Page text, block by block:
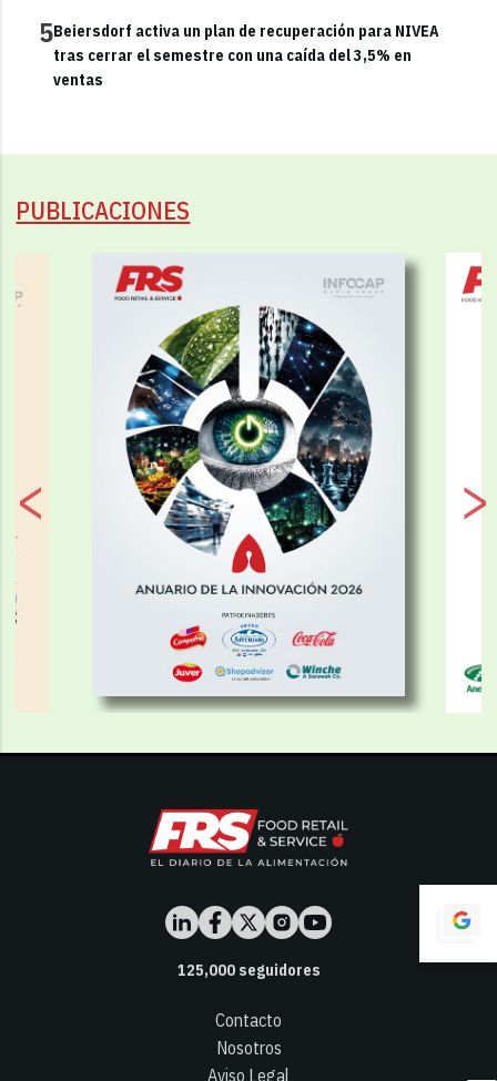
5Beiersdorf activa un plan de recuperación para NIVEA
tras cerrar el semestre con una caída del 3,5% en
ventas
PUBLICACIONES
125,000seguidores
Contacto
Nosotros
Aviso Legal